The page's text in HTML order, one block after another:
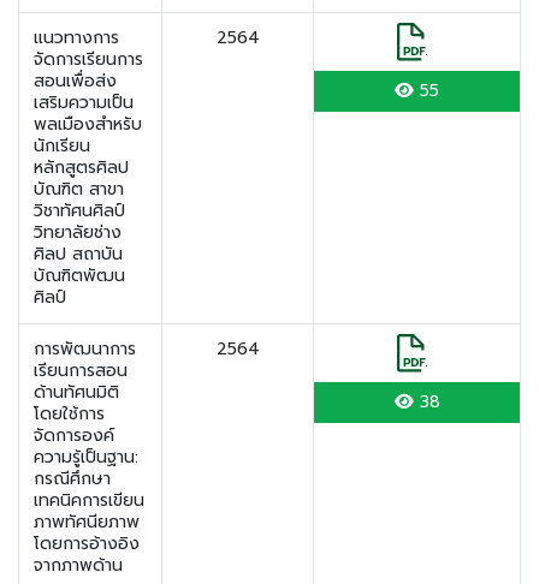
แนวทางการ
จัดการเรียนการ
สอนเพื่อส่ง
เสริมความเป็น
พลเมืองสำหรับ
นักเรียน
หลักสูตรศิลป
บัณฑิต สาขา
วิชาทัศนศิลป์
วิทยาลัยช่าง
ศิลป สถาบัน
บัณฑิตพัฒน
ศิลป์
2564
55
การพัฒนาการ
เรียนการสอน
ด้านทัศนมิติ
โดยใช้การ
จัดการองค์
ความรู้เป็นฐาน:
กรณีศึกษา
เทคนิคการเขียน
ภาพทัศนียภาพ
โดยการอ้างอิง
จากภาพด้าน
2564
38